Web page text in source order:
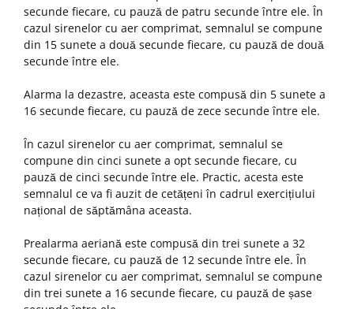
secunde fiecare, cu pauză de patru secunde între ele. În
cazul sirenelor cu aer comprimat, semnalul se compune
din 15 sunete a două secunde fiecare, cu pauză de două
secunde între ele.
Alarma la dezastre, aceasta este compusă din 5 sunete a
16 secunde fiecare, cu pauză de zece secunde între ele.
În cazul sirenelor cu aer comprimat, semnalul se
compune din cinci sunete a opt secunde fiecare, cu
pauză de cinci secunde între ele. Practic, acesta este
semnalul ce va fi auzit de cetățeni în cadrul exercițiului
național de săptămâna aceasta.
Prealarma aeriană este compusă din trei sunete a 32
secunde fiecare, cu pauză de 12 secunde între ele. În
cazul sirenelor cu aer comprimat, semnalul se compune
din trei sunete a 16 secunde fiecare, cu pauză de șase